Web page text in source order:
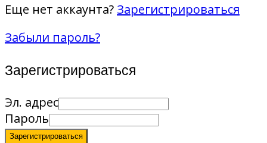
Еще нет аккаунта? Зарегистрироваться
Забыли пароль?
Зарегистрироваться
Эл. адрес
Пароль
Зарегистрироваться